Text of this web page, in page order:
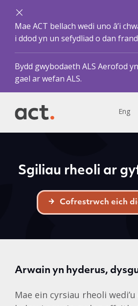
Mae ACT bellach wedi uno â’i
i ddod yn un sefydliad o dan frand
Bydd gwybodaeth ALS Aerofod
gael ar wefan ALS.
Eng
Sgiliau rheoli ar
Cofrestrwch eich
Arwain yn hyderus,
Mae ein cyrsiau rheoli wedi’u